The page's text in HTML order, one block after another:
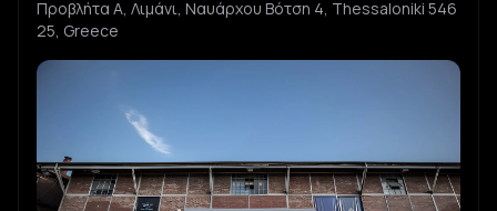
Προβλήτα Α, Λιμάνι, Ναυάρχου Βότση 4, Thessaloniki 546
25, Greece